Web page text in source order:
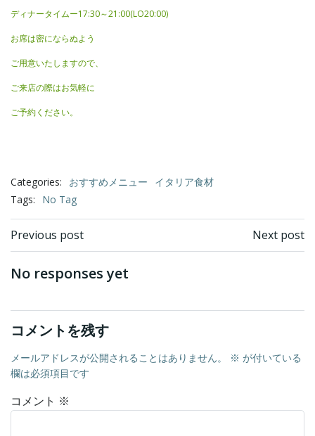
ディナータイムー17:30～21:00(LO20:00)
お席は密にならぬよう
ご用意いたしますので、
ご来店の際はお気軽に
ご予約ください。
Categories: おすすめメニュー
イタリア食材
Tags:
No Tag
Post
navigation
Previous post Next post
No responses yet
コメントを残す
メールアドレスが公開されることはありません。 ※ が付いている
欄は必須項目です
コメント ※